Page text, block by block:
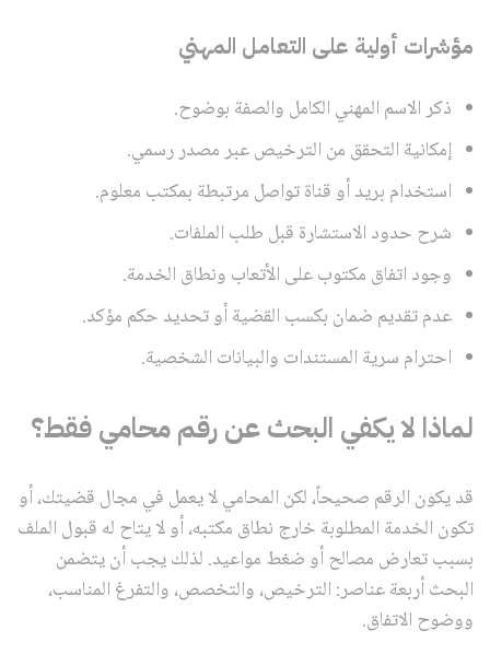
مؤشرات أولية على التعامل المهني
ذكر الاسم المهني الكامل والصفة بوضوح.
إمكانية التحقق من الترخيص عبر مصدر رسمي.
استخدام بريد أو قناة تواصل مرتبطة بمكتب معلوم.
شرح حدود الاستشارة قبل طلب الملفات.
وجود اتفاق مكتوب على الأتعاب ونطاق الخدمة.
عدم تقديم ضمان بكسب القضية أو تحديد حكم مؤكد.
احترام سرية المستندات والبيانات الشخصية.
لماذا لا يكفي البحث عن رقم محامي فقط؟
قد يكون الرقم صحيحاً، لكن المحامي لا يعمل في مجال قضيتك، أو
تكون الخدمة المطلوبة خارج نطاق مكتبه، أو لا يتاح له قبول الملف
بسبب تعارض مصالح أو ضغط مواعيد. لذلك يجب أن يتضمن
البحث أربعة عناصر: الترخيص، والتخصص، والتفرغ المناسب،
ووضوح الاتفاق.